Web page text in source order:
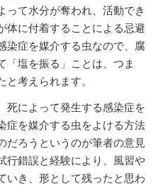
って水分が奪われ、活動でき
体に付着することによる忌避
染症を媒介する虫なので、腐
「塩を振る」ことは、つま
と考えられます。
によって発生する感染症を
症を媒介する虫をよける方法
だろうというのが筆者の意見
行錯誤と経験により、風習や
いき、形として残ったと思わ